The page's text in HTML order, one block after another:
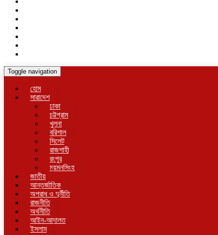
Toggle navigation
হোম
সারাদেশ
ঢাকা
চট্টগ্রাম
খুলনা
বরিশাল
সিলেট
রাজশাহী
রংপুর
ময়মনসিংহ
জাতীয়
আন্তর্জাতিক
অপরাধ ও দুর্নীতি
রাজনীতি
অর্থনীতি
আইন-আদালত
ইসলাম